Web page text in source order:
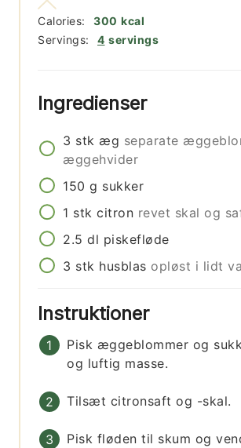
Servings: 4 servings
Calories: 300 kcal
Ingredienser
3 stk æg separate
æggehvider
150 g sukker
1 stk citron revet skal og
2.5 dl piskefløde
3 stk husblas opløst i lidt
Instruktioner
Pisk æggeblommer og
og luftig masse.
Tilsæt citronsaft og -skal.
Pisk fløden til skum og